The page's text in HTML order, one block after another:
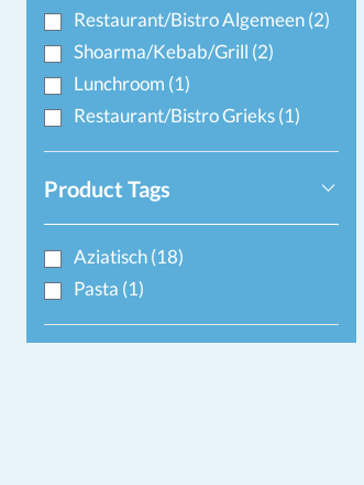
Restaurant/Bistro Algemeen(2)
Shoarma/Kebab/Grill (2)
Lunchroom (1)
Restaurant/Bistro Grieks(1)
Product Tags
Aziatisch(18)
Pasta (1)